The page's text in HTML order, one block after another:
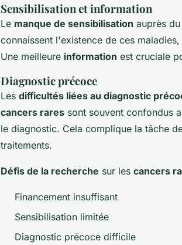
Sensibilisation et information
Le manque de sensibilisation auprès
connaissent l'existence de ces
Une meilleure information est cruciale
Diagnostic précoce
Les difficultés liées au diagnostic
cancers rares sont souvent confondus
le diagnostic. Cela complique la tâche
traitements.
Défis de la recherche sur les cancers
Financement insuffisant
Sensibilisation limitée
Diagnostic précoce difficile